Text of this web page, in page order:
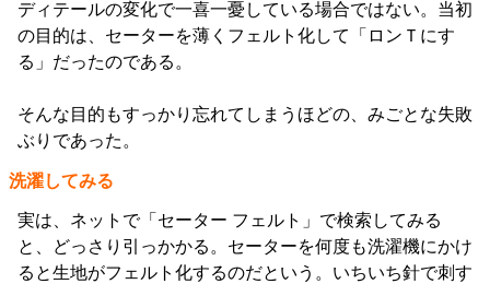
ディテールの変化で一喜一憂している場合ではない。当初
の目的は、セーターを薄くフェルト化して「ロンＴにす
る」だったのである。
そんな目的もすっかり忘れてしまうほどの、みごとな失敗
ぶりであった。
洗濯してみる
実は、ネットで「セーター フェルト」で検索してみる
と、どっさり引っかかる。セーターを何度も洗濯機にかけ
ると生地がフェルト化するのだという。いちいち針で刺す